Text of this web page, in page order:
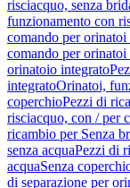
risciacquo, senza
funzionamento con
comando per orinatoi
comando per orinatoi
orinatoio integrato
integratoOrinatoi,
coperchioPezzi di
risciacquo, con / per
ricambio per Senza
senza acquaPezzi di
acquaSenza
di separazione per